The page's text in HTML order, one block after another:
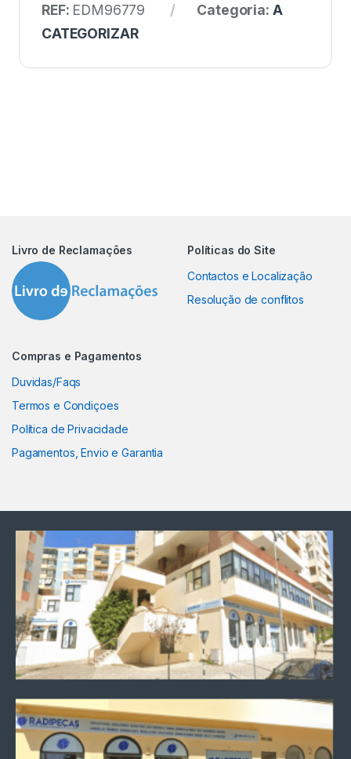
REF: EDM96779 Categoria: A
CATEGORIZAR
Livro de Reclamações
Políticas do Site
Contactos e Localização
Resolução de conflitos
Compras e Pagamentos
Duvidas/Faqs
Termos e Condiçoes
Política de Privacidade
Pagamentos, Envio e Garantia